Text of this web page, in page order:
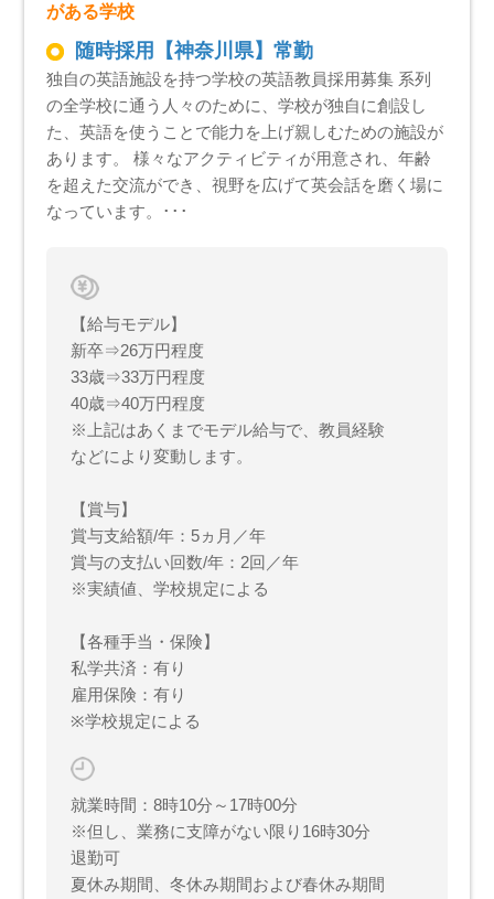
がある学校
随時採用【神奈川県】常勤
独自の英語施設を持つ学校の英語教員採用募集 系列
の全学校に通う人々のために、学校が独自に創設し
た、英語を使うことで能力を上げ親しむための施設が
あります。 様々なアクティビティが用意され、年齢
を超えた交流ができ、視野を広げて英会話を磨く場に
なっています。･･･
【給与モデル】
新卒⇒26万円程度
33歳⇒33万円程度
40歳⇒40万円程度
※上記はあくまでモデル給与で、教員経験
などにより変動します。
【賞与】
賞与支給額/年：5ヵ月／年
賞与の支払い回数/年：2回／年
※実績値、学校規定による
【各種手当・保険】
私学共済：有り
雇用保険：有り
※学校規定による
就業時間：8時10分～17時00分
※但し、業務に支障がない限り16時30分
退勤可
夏休み期間、冬休み期間および春休み期間